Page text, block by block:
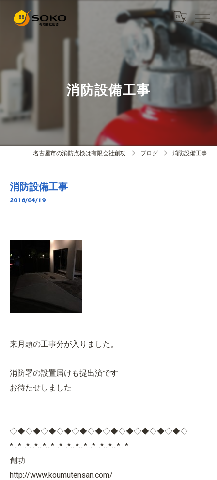
消防設備工事
名古屋市の消防点検は有限会社創功 ブログ 消防設備工事
消防設備工事
2016/04/19
来月頭の工事分が入りました。
消防署の設置届けも提出済です
お待たせしました
◇◆◇◆◇◆◇◆◇◆◇◆◇◆◇◆◇◆◇◆◇◆◇
*…*…*…*…*…*…*…*…*…*…*…*…*…*…*
創功
http://www.koumutensan.com/